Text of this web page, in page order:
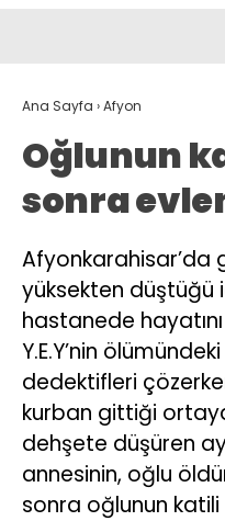
Ana Sayfa ›Afyon
Oğlunun
sonra
Afyonkarahisar’da
yüksekten düştüğü
hastanede
Y.E.Y’nin
dedektifleri
kurban gittiği
dehşete düşüren
annesinin, oğlu
sonra oğlunun katili